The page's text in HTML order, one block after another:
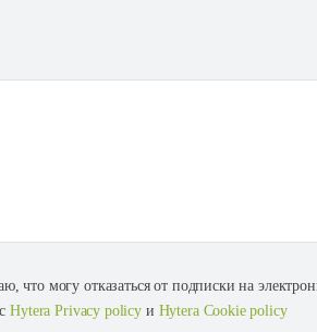
что могу отказаться от подписки на
Hytera Privacy policy и Hytera Cookie policy